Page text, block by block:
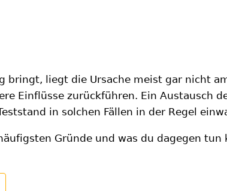
bringt, liegt die Ursache meist gar nicht
Einflüsse zurückführen. Ein Austausch
in solchen Fällen in der Regel
Gründe und was du dagegen tun